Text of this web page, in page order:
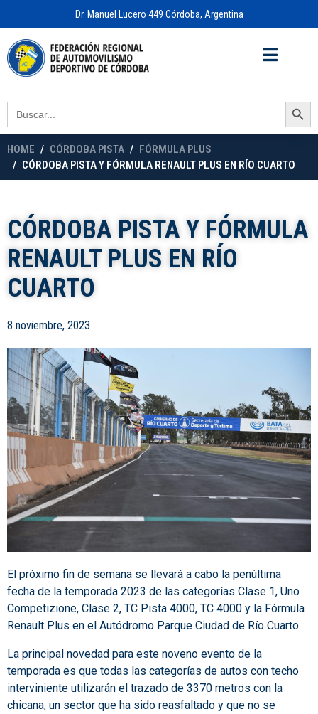
Dr. Manuel Lucero 449 Córdoba, Argentina
Search
for:
Search Button
HOME CÓRDOBA PISTA
FÓRMULA PLUS
CÓRDOBA PISTA Y FÓRMULA RENAULT PLUS EN RÍO CUARTO
CÓRDOBA PISTA Y FÓRMULA
RENAULT PLUS EN RÍO
CUARTO
8 noviembre, 2023
El próximo fin de semana se llevará a cabo la penúltima
fecha de la temporada 2023 de las categorías Clase 1, Uno
Competizione, Clase 2, TC Pista 4000, TC 4000 y la Fórmula
Renault Plus en el Autódromo Parque Ciudad de Río Cuarto.
La principal novedad para este noveno evento de la
temporada es que todas las categorías de autos con techo
interviniente utilizarán el trazado de 3370 metros con la
chicana, un sector que ha sido reasfaltado y que no se